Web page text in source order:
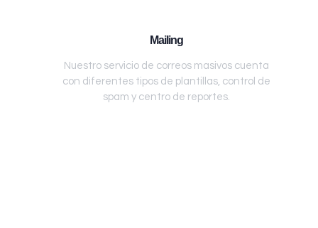
Mailing
Nuestro servicio de correos masivos cuenta
con diferentes tipos de plantillas, control de
spam y centro de reportes.